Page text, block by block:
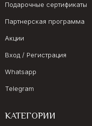
Подарочные сертификаты
Партнерская программа
Акции
Вход / Регистрация
Whatsapp
Telegram
КАТЕГОРИИ